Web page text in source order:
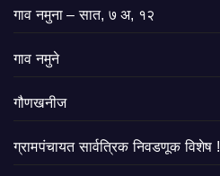
गाव नमुना – सात, ७ अ, १२
गाव नमुने
गौणखनीज
ग्रामपंचायत सार्वत्रिक निवडणूक विशेष !